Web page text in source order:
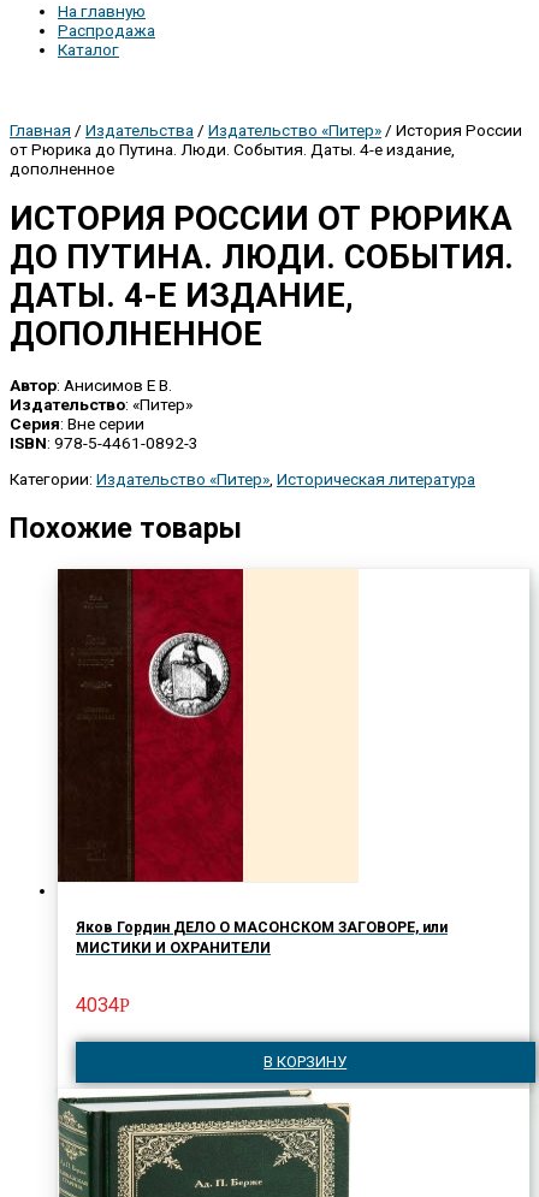
На главную
Распродажа
Каталог
Главная / Издательства / Издательство «Питер» / История России
от Рюрика до Путина. Люди. События. Даты. 4-е издание,
дополненное
ИСТОРИЯ РОССИИ ОТ РЮРИКА
ДО ПУТИНА. ЛЮДИ. СОБЫТИЯ.
ДАТЫ. 4-Е ИЗДАНИЕ,
ДОПОЛНЕННОЕ
Автор: Анисимов Е В.
Издательство: «Питер»
Серия: Вне серии
ISBN: 978-5-4461-0892-3
Категории: Издательство «Питер» Историческая литература
Похожие товары
Яков Гордин ДЕЛО О МАСОНСКОМ ЗАГОВОРЕ, или
МИСТИКИ И ОХРАНИТЕЛИ
4034Р
В КОРЗИНУ